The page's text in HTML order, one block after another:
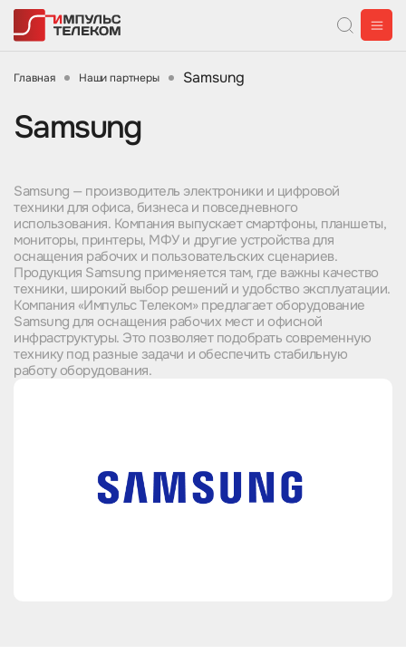
Главная Наши партнеры Samsung
Samsung
Samsung — производитель электроники и цифровой
техники для офиса, бизнеса и повседневного
использования. Компания выпускает смартфоны, планшеты,
мониторы, принтеры, МФУ и другие устройства для
оснащения рабочих и пользовательских сценариев.
Продукция Samsung применяется там, где важны качество
техники, широкий выбор решений и удобство эксплуатации.
Компания «Импульс Телеком» предлагает оборудование
Samsung для оснащения рабочих мест и офисной
инфраструктуры. Это позволяет подобрать современную
технику под разные задачи и обеспечить стабильную
работу оборудования.